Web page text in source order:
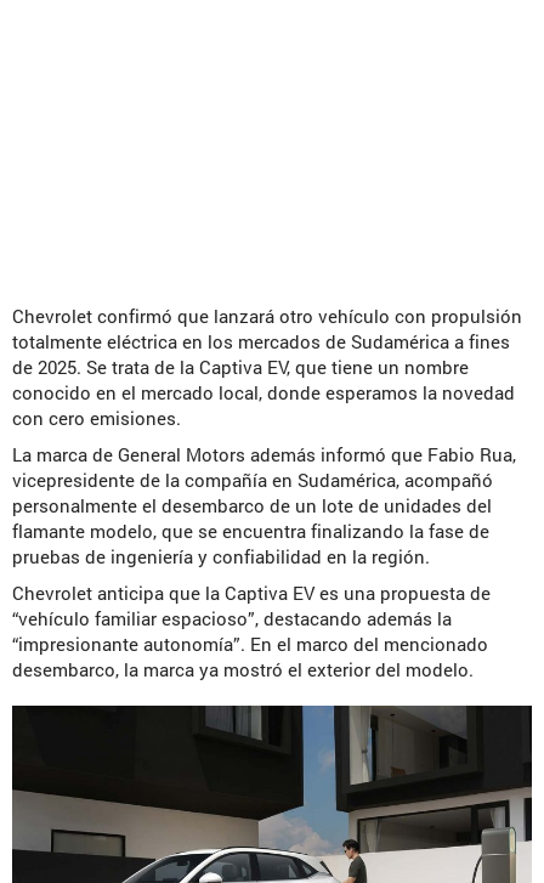
Chevrolet confirmó que lanzará otro vehículo con propulsión
totalmente eléctrica en los mercados de Sudamérica a fines
de 2025. Se trata de la Captiva EV, que tiene un nombre
conocido en el mercado local, donde esperamos la novedad
con cero emisiones.
La marca de General Motors además informó que Fabio Rua,
vicepresidente de la compañía en Sudamérica, acompañó
personalmente el desembarco de un lote de unidades del
flamante modelo, que se encuentra finalizando la fase de
pruebas de ingeniería y confiabilidad en la región.
Chevrolet anticipa que la Captiva EV es una propuesta de
“vehículo familiar espacioso”, destacando además la
“impresionante autonomía”. En el marco del mencionado
desembarco, la marca ya mostró el exterior del modelo.